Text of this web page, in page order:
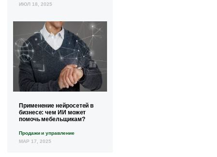
ИЮЛ 18, 2025
Применение нейросетей в
бизнесе: чем ИИ может
помочь мебельщикам?
Продажи и управление
МАР 17, 2025